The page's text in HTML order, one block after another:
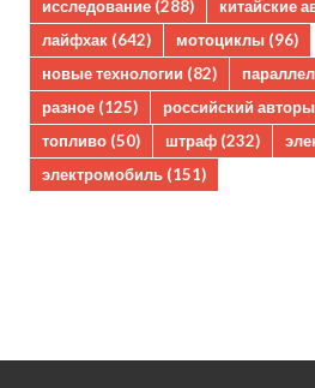
исследование (288) китайские
лайфхак (642) мотоциклы (96)
новые технологии (82)
разное (125) российский
топливо (50) штраф (232)
электромобиль (151)